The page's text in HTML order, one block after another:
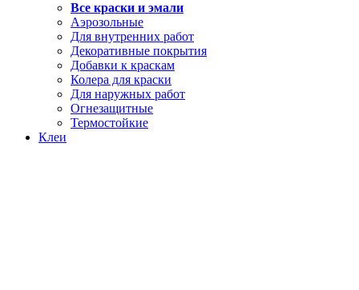
Все краски и эмали
Аэрозольные
Для внутренних работ
Декоративные покрытия
Добавки к краскам
Колера для краски
Для наружных работ
Огнезащитные
Термостойкие
Клеи